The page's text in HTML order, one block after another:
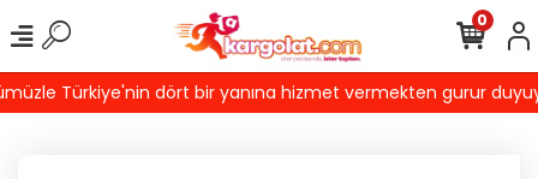
Türkiye'nin dört bir yanına hizmet vermekten gurur
0